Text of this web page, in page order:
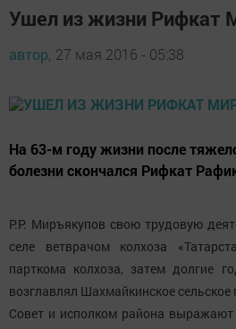
Ушел из жизни Рифкат
автор, 27 мая 2016 - 05:38
На 63-м году жизни после
болезни скончался Рифкат
Р.Р. Миръякупов свою трудовую
селе ветврачом колхоза
парткома колхоза, затем долгие
возглавлял Шахмайкинское сельское
Совет и исполком района выражают